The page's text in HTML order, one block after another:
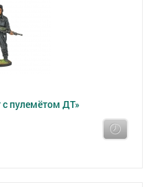
с пулемётом ДТ»